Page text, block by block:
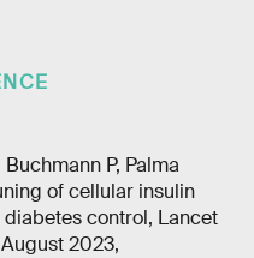
P, Palma
of cellular insulin
control, Lancet
2023,